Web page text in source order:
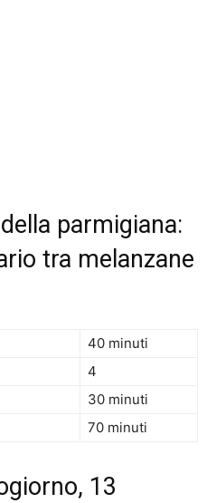
parmigiana:
tra melanzane
40 minuti
4
30 minuti
70 minuti
13